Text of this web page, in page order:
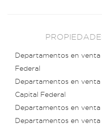
Departamentos en
Federal
Departamentos en
Capital Federal
Departamentos en venta
Departamentos en